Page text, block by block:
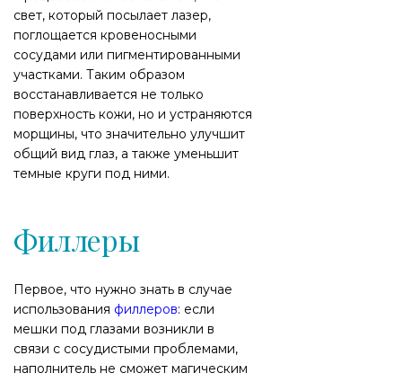
свет, который посылает лазер,
поглощается кровеносными
сосудами или пигментированными
участками. Таким образом
восстанавливается не только
поверхность кожи, но и устраняются
морщины, что значительно улучшит
общий вид глаз, а также уменьшит
темные круги под ними.
Филлеры
Первое, что нужно знать в случае
использования филлеров: если
мешки под глазами возникли в
связи с сосудистыми проблемами,
наполнитель не сможет магическим